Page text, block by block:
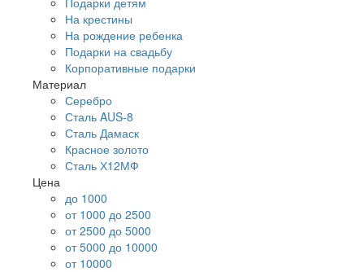
На крестины
На рождение ребенка
Подарки на свадьбу
Корпоративные подарки
Материал
Серебро
Сталь AUS-8
Сталь Дамаск
Красное золото
Сталь Х12МФ
Цена
до 1000
от 1000 до 2500
от 2500 до 5000
от 5000 до 10000
от 10000